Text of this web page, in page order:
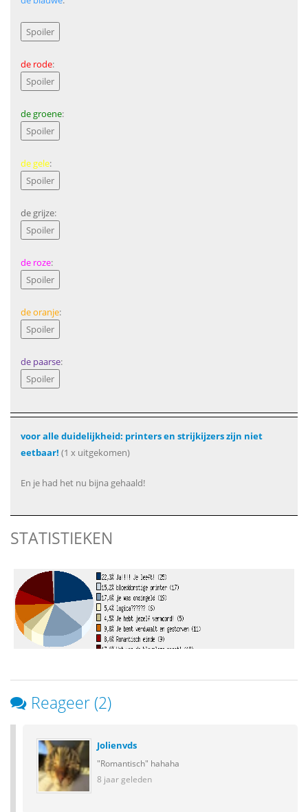
de rode:
de groene:
de gele:
de grijze:
de roze:
de oranje:
de paarse:
voor alle duidelijkheid: printers en strijkijzers zijn niet
eetbaar! (1 x uitgekomen)
En je had het nu bijna gehaald!
STATISTIEKEN
Reageer (2)
Jolienvds
"Romantisch" hahaha
8 jaar geleden